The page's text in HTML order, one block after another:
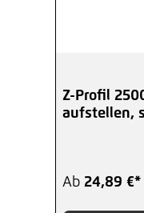
Z-Profil
aufstellen,
Ab 24,89 €*